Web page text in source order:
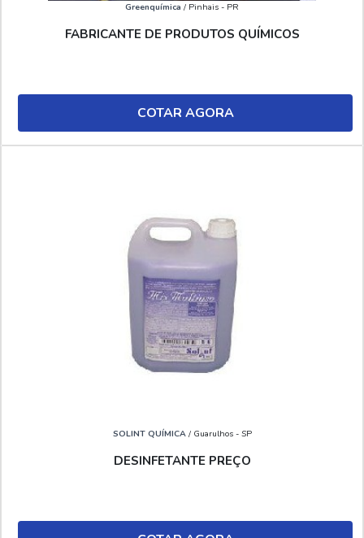
Greenquímica / Pinhais - PR
FABRICANTE DE PRODUTOS QUÍMICOS
COTAR AGORA
SOLINT QUÍMICA/ Guarulhos - SP
DESINFETANTE PREÇO